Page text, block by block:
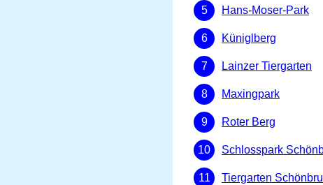
Hans-Moser-Park
Küniglberg
Lainzer Tiergarten
Maxingpark
Roter Berg
Schlosspark
Tiergarten